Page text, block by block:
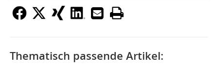
Thematisch passende Artikel: